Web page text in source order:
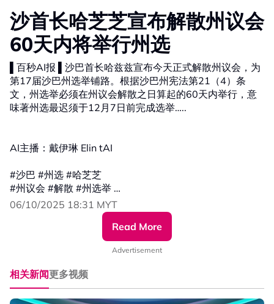
沙首长哈芝芝宣布解散州议会
60天内将举行州选
▌百秒AI报 ▌沙巴首长哈兹兹宣布今天正式解散州议会，为
第17届沙巴州选举铺路。根据沙巴州宪法第21（4）条
文，州选举必须在州议会解散之日算起的60天内举行，意
味著州选最迟须于12月7日前完成选举…..
AI主播：戴伊琳 Elin tAI
#沙巴 #州选 #哈芝芝
#州议会 #解散 #州选举
#发射热点 #84hotspot #百秒AI报
🔴 更多新闻资讯看这里 ▹ https://xuan.com.my/hotspot
06/10/2025 18:31 MYT
Read More
Advertisement
相关新闻更多视频